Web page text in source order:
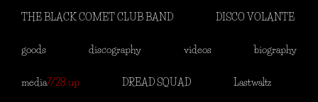
THE BLACK COMET CLUB BAND DISCO VOLANTE
goods discography videos biography
media7/28 up DREAD SQUAD Lastwaltz